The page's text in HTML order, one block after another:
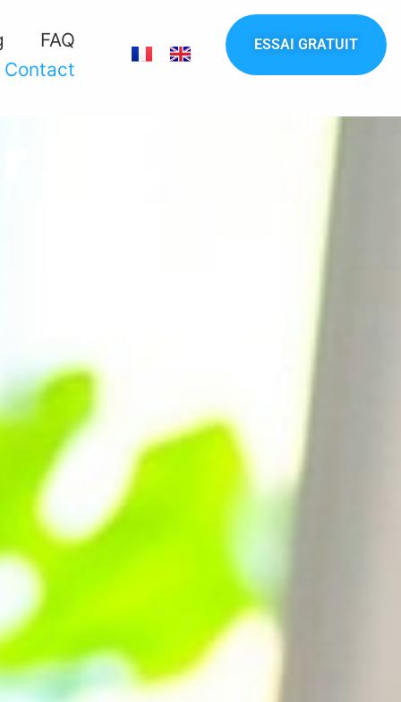
FAQ
Contact
ESSAI GRATUIT